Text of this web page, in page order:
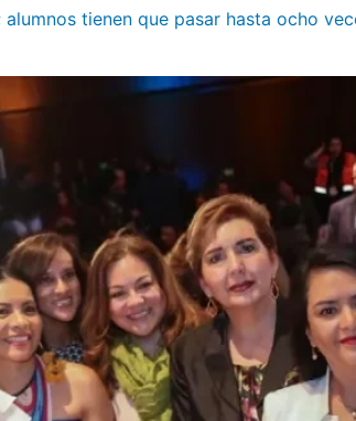
tienen que pasar hasta ocho